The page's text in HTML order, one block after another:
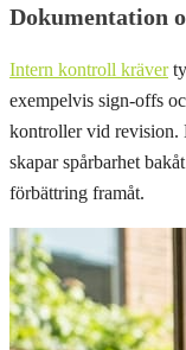
Dokumentation
Intern kontroll kräver
exempelvis sign-offs
kontroller vid revision.
skapar spårbarhet
förbättring framåt.